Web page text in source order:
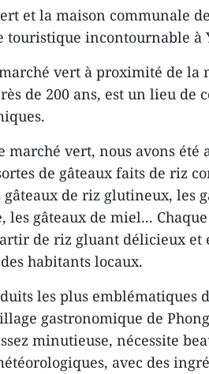
et la maison communale
touristique incontournable à
vert à proximité de la
de 200 ans, est un lieu de
marché vert, nous avons été
de gâteaux faits de riz
gâteaux de riz glutineux, les
les gâteaux de miel...
de riz gluant délicieux et
habitants locaux.
les plus emblématiques
gastronomique de
minutieuse, nécessite
avec des